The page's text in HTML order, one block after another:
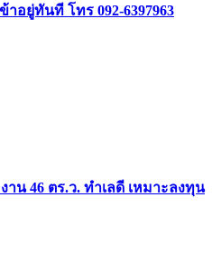
าอยู่ทันที โทร 092-6397963
น 46 ตร.ว. ทำเลดี เหมาะลงทุน